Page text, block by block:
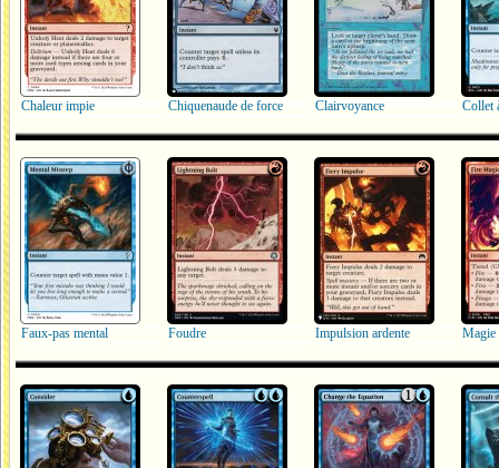
Chaleur impie Chiquenaude de force Clairvoyance Collet
Faux-pas mental Foudre Impulsion ardente Magie